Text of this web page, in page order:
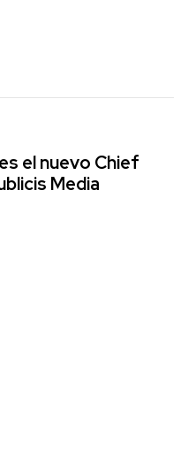
el nuevo Chief
Media